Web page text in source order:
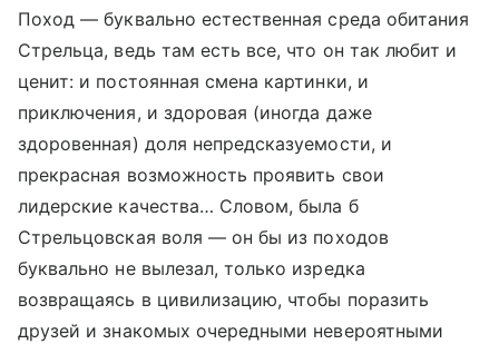
Поход — буквально естественная среда обитания
Стрельца, ведь там есть все, что он так любит и
ценит: и постоянная смена картинки, и
приключения, и здоровая (иногда даже
здоровенная) доля непредсказуемости, и
прекрасная возможность проявить свои
лидерские качества… Словом, была б
Стрельцовская воля — он бы из походов
буквально не вылезал, только изредка
возвращаясь в цивилизацию, чтобы поразить
друзей и знакомых очередными невероятными